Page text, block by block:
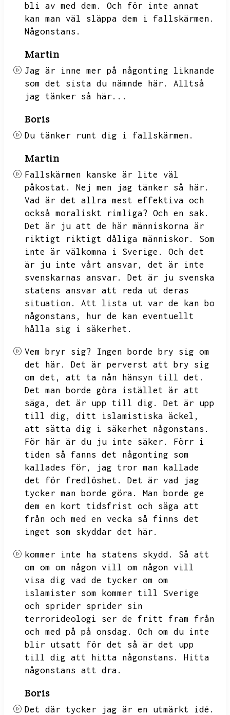
bli av med dem.
Och för inte annat
kan man väl släppa dem i fallskärmen.
Någonstans.
Martin
Jag är inne mer på någonting liknande
som det sista du nämnde här.
Alltså
jag tänker så här...
Boris
Du tänker runt dig i fallskärmen.
Martin
Fallskärmen kanske är lite väl
påkostat.
Nej men jag tänker så här.
Vad är det allra mest effektiva och
också moraliskt rimliga? Och en sak.
Det är ju att de här människorna är
riktigt riktigt dåliga människor.
Som
inte är välkomna i Sverige.
Och det
är ju inte vårt ansvar,
det är inte
svenskarnas ansvar.
Det är ju svenska
statens ansvar att reda ut deras
situation.
Att lista ut var de kan bo
någonstans,
hur de kan eventuellt
hålla sig i säkerhet.
Vem bryr sig?
Ingen borde bry sig om
det här.
Det är perverst att bry sig
om det,
att ta nån hänsyn till det.
Det man borde göra istället är att
säga,
det är upp till dig.
Det är upp
till dig,
ditt islamistiska äckel,
att sätta dig i säkerhet någonstans.
För här är du ju inte säker.
Förr i
tiden så fanns det någonting som
kallades för,
jag tror man kallade
det för fredlöshet.
Det är vad jag
tycker man borde göra.
Man borde ge
dem en kort tidsfrist och säga att
från och med en vecka så finns det
inget som skyddar det här.
kommer inte ha statens skydd.
Så att
om om om någon vill om någon vill
visa dig vad de tycker om om
islamister som kommer till Sverige
och sprider sprider sin
terrorideologi ser de fritt fram från
och med på på onsdag.
Och om du inte
blir utsatt för det så är det upp
till dig att hitta någonstans.
Hitta
någonstans att dra.
Boris
Det där tycker jag är en utmärkt idé.